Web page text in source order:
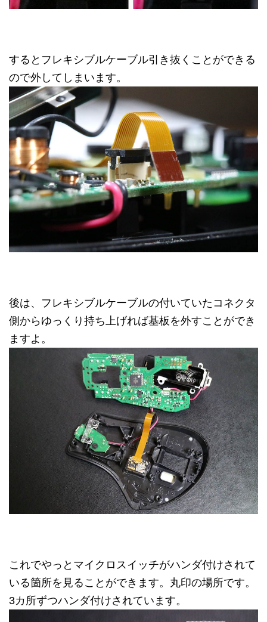
するとフレキシブルケーブル引き抜くことができる
ので外してしまいます。
後は、フレキシブルケーブルの付いていたコネクタ
側からゆっくり持ち上げれば基板を外すことができ
ますよ。
これでやっとマイクロスイッチがハンダ付けされて
いる箇所を見ることができます。丸印の場所です。
3カ所ずつハンダ付けされています。